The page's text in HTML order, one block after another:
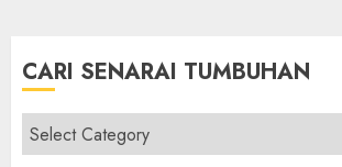
CARI SENARAI TUMBUHAN
Cari
Senarai